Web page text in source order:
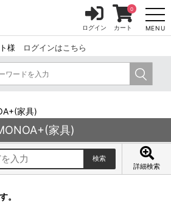
様 ログインはこちら
MENU
ログイン カート
0
家具)
家具)
詳細検索
。